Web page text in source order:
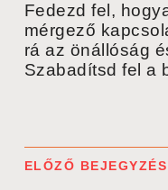
Fedezd fel,
mérgező
rá az önállóság
Szabadítsd fel a
ELŐZŐ BEJEGYZÉS